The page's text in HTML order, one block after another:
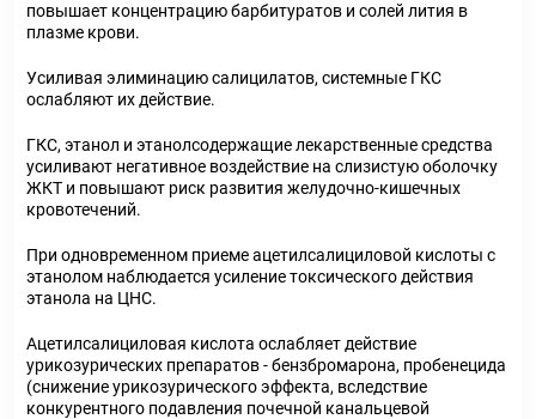
повышает концентрацию барбитуратов и солей лития в
плазме крови.
Усиливая элиминацию салицилатов, системные ГКС
ослабляют их действие.
ГКС, этанол и этанолсодержащие лекарственные средства
усиливают негативное воздействие на слизистую оболочку
ЖКТ и повышают риск развития желудочно-кишечных
кровотечений.
При одновременном приеме ацетилсалициловой кислоты с
этанолом наблюдается усиление токсического действия
этанола на ЦНС.
Ацетилсалициловая кислота ослабляет действие
урикозурических препаратов - бензбромарона, пробенецида
(снижение урикозурического эффекта, вследствие
конкурентного подавления почечной канальцевой